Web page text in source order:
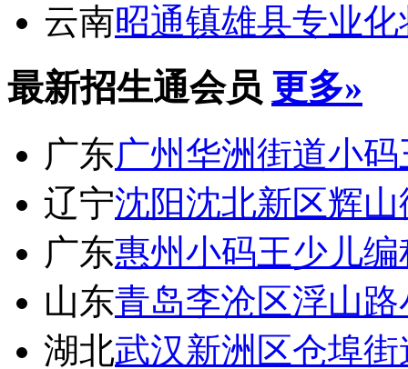
云南昭通镇雄县专业
最新招生通会员 更多»
广东广州华洲街道小
辽宁沈阳沈北新区辉
广东惠州小码王少儿
山东青岛李沧区浮山
湖北武汉新洲区仓埠